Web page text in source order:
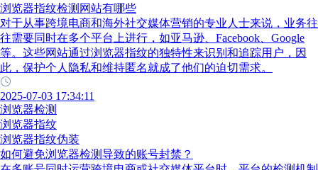
浏览器指纹检测网站有哪些
对于从事跨境电商和海外社交媒体营销的专业人士来说，业务往
往需要同时在多个平台上进行，如亚马逊、Facebook、Google
等。这些网站通过浏览器指纹的独特性来识别和追踪用户，因
此，保护个人隐私和维持匿名就成了他们的迫切需求。
2025-07-03 17:34:11
浏览器检测
浏览器指纹
浏览器指纹伪装
如何避免浏览器检测导致的账号封禁？